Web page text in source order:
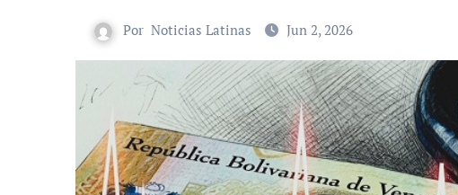
Por Noticias Latinas Jun 2, 2026